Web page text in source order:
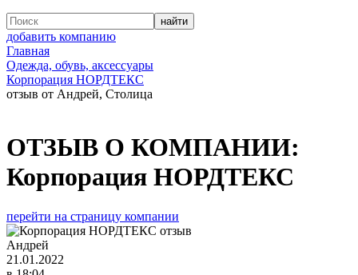
добавить компанию
Главная
Одежда, обувь, аксессуары
Корпорация НОРДТЕКС
отзыв от Андрей, Столица
ОТЗЫВ О КОМПАНИИ:
Корпорация НОРДТЕКС
перейти на страницу компании
Андрей
21.01.2022